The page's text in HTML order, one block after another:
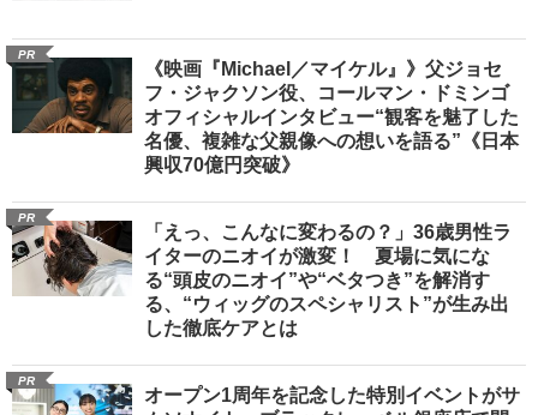
PR
《映画『Michael／マイケル』》父ジョセ
フ・ジャクソン役、コールマン・ドミンゴ
オフィシャルインタビュー“観客を魅了した
名優、複雑な父親像への想いを語る”《日本
興収70億円突破》
PR
「えっ、こんなに変わるの？」36歳男性ラ
イターのニオイが激変！ 夏場に気にな
る“頭皮のニオイ”や“ベタつき”を解消す
る、“ウィッグのスペシャリスト”が生み出
した徹底ケアとは
PR
オープン1周年を記念した特別イベントがサ